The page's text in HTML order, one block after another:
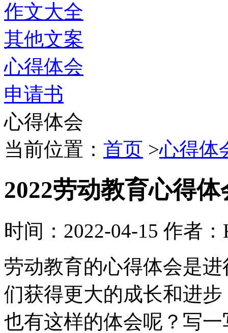
作文大全
其他文案
心得体会
申请书
心得体会
当前位置： 首页 >心得体
2022劳动教育心得
时间：2022-04-15 作者：
劳动教育的心得体会是
们获得更大的成长和进
也有这样的体会呢？写